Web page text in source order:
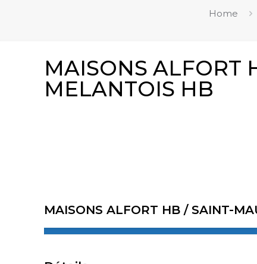
Home
MAISONS ALFORT
MELANTOIS HB
MAISONS ALFORT HB / SAINT-